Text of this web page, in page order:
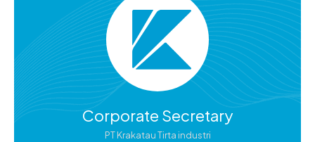
Corporate Secretary
PT Krakatau Tirta industri